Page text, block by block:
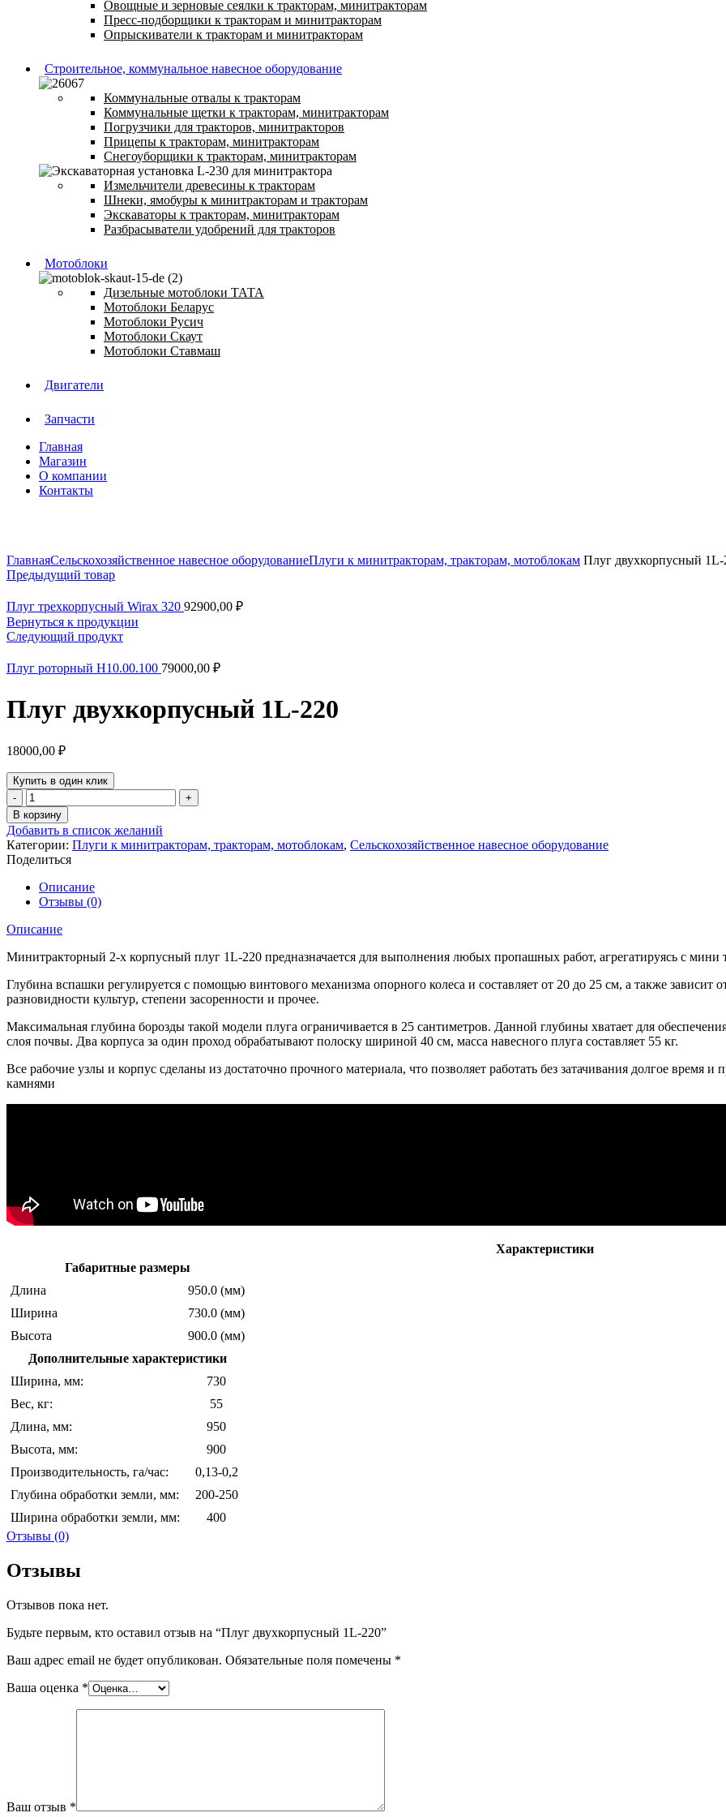
Овощные и зерновые сеялки к тракторам, минитракторам
Пресс-подборщики к тракторам и минитракторам
Опрыскиватели к тракторам и минитракторам
Строительное, коммунальное навесное оборудование
Коммунальные отвалы к тракторам
Коммунальные щетки к тракторам, минитракторам
Погрузчики для тракторов, минитракторов
Прицепы к тракторам, минитракторам
Снегоуборщики к тракторам, минитракторам
Измельчители древесины к тракторам
Шнеки, ямобуры к минитракторам и тракторам
Экскаваторы к тракторам, минитракторам
Разбрасыватели удобрений для тракторов
Мотоблоки
Дизельные мотоблоки ТАТА
Мотоблоки Беларус
Мотоблоки Русич
Мотоблоки Скаут
Мотоблоки Ставмаш
Двигатели
Запчасти
Главная
Магазин
О компании
Контакты
ГлавнаяСельскохозяйственное навесное оборудованиеПлуги к минитракторам, тракторам, мотоблокам Плуг двухкорпусный 1L-
Предыдущий товар
Плуг трехкорпусный Wirax 320 92900,00 ₽
Вернуться к продукции
Следующий продукт
Плуг роторный Н10.00.100 79000,00 ₽
Плуг двухкорпусный 1L-220
18000,00 ₽
Купить в один клик
Количество
товара
Плуг
двухкорпусный
1L-
220
В корзину
Добавить в список желаний
Категории: Плуги к минитракторам, тракторам, мотоблокам, Сельскохозяйственное навесное оборудование
Поделиться
Описание
Отзывы (0)
Описание
Минитракторный 2-х корпусный плуг 1L-220 предназначается для выполнения любых пропашных работ, агрегатируясь с
Глубина вспашки регулируется с помощью винтового механизма опорного колеса и составляет от 20 до 25 см, а также зависит
разновидности культур, степени засоренности и прочее.
Максимальная глубина борозды такой модели плуга ограничивается в 25 сантиметров. Данной глубины хватает для
слоя почвы. Два корпуса за один проход обрабатывают полоску шириной 40 см, масса навесного плуга составляет 55 кг.
Все рабочие узлы и корпус сделаны из достаточно прочного материала, что позволяет работать без затачивания долгое время
камнями
Характеристики
Габаритные размеры
Длина
950.0 (мм)
Ширина
730.0 (мм)
Высота
900.0 (мм)
Дополнительные характеристики
Ширина, мм:
730
Вес, кг:
55
Длина, мм:
950
Высота, мм:
900
Производительность, га/час:
0,13-0,2
Глубина обработки земли, мм:
200-250
Ширина обработки земли, мм:
400
Отзывы (0)
Отзывы
Отзывов пока нет.
Будьте первым, кто оставил отзыв на “Плуг двухкорпусный 1L-220”
Ваш адрес email не будет опубликован. Обязательные поля помечены *
Ваша оценка *
Ваш отзыв *